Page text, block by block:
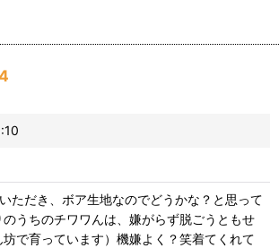
ただき、ボア生地なのでどうかな？と思って
うちのチワワんは、嫌がらず脱ごうともせ
で育っています）機嫌よく？笑着てくれて